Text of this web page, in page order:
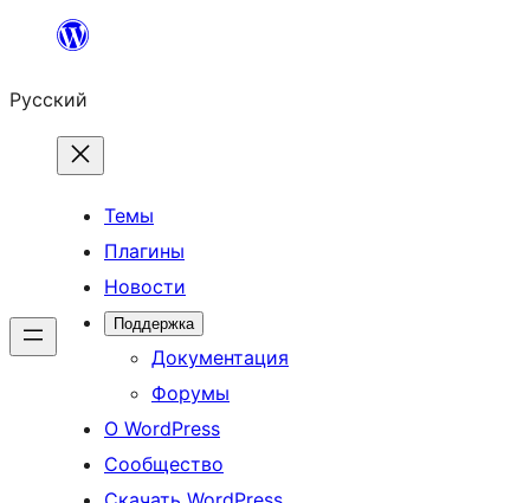
Перейти
содержимому
Русский
Темы
Плагины
Новости
Поддержка
Документация
Форумы
О WordPress
Сообщество